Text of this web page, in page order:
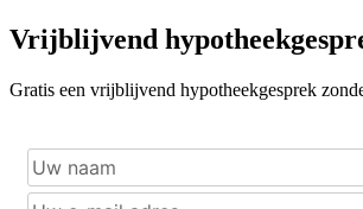
Vrijblijvend
Gratis een vrijblijvend hypotheekgesprek